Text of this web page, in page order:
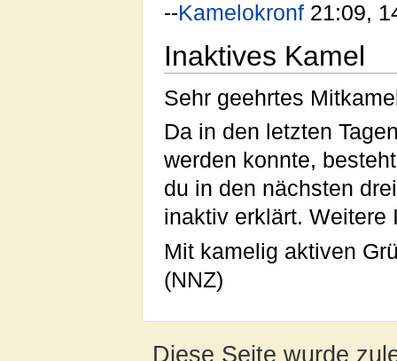
--Kamelokronf 21:09,
Inaktives Kamel
Sehr geehrtes
Da in den letzten
werden konnte,
du in den nächsten
inaktiv erklärt.
Mit kamelig aktiven
(NNZ)
Diese Seite wurde